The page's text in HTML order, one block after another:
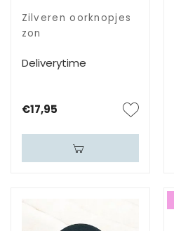
Zilveren oorknopjes
zon
Deliverytime
€17,95